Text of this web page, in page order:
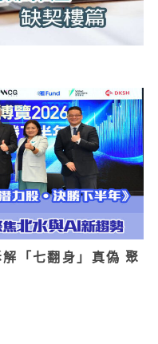
「七翻身」真偽 聚